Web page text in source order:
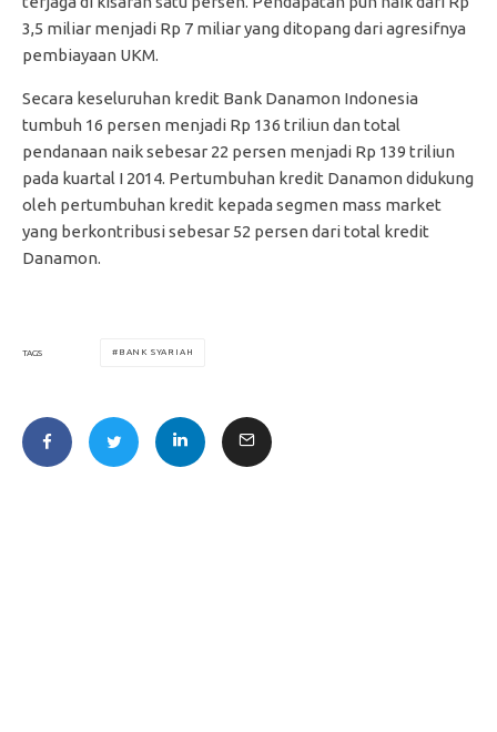
3,5 miliar menjadi Rp 7 miliar yang ditopang dari agresifnya
pembiayaan UKM.
Secara keseluruhan kredit Bank Danamon Indonesia
tumbuh 16 persen menjadi Rp 136 triliun dan total
pendanaan naik sebesar 22 persen menjadi Rp 139 triliun
pada kuartal I 2014. Pertumbuhan kredit Danamon didukung
oleh pertumbuhan kredit kepada segmen mass market
yang berkontribusi sebesar 52 persen dari total kredit
Danamon.
TAGS BANK SYARIAH